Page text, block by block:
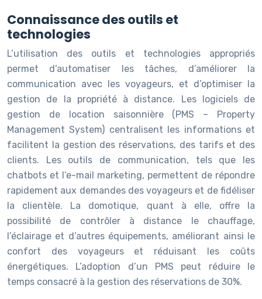
Connaissance des outils et
technologies
L’utilisation des outils et technologies appropriés
permet d’automatiser les tâches, d’améliorer la
communication avec les voyageurs, et d’optimiser la
gestion de la propriété à distance. Les logiciels de
gestion de location saisonnière (PMS – Property
Management System) centralisent les informations et
facilitent la gestion des réservations, des tarifs et des
clients. Les outils de communication, tels que les
chatbots et l’e-mail marketing, permettent de répondre
rapidement aux demandes des voyageurs et de fidéliser
la clientèle. La domotique, quant à elle, offre la
possibilité de contrôler à distance le chauffage,
l’éclairage et d’autres équipements, améliorant ainsi le
confort des voyageurs et réduisant les coûts
énergétiques. L’adoption d’un PMS peut réduire le
temps consacré à la gestion des réservations de 30%.